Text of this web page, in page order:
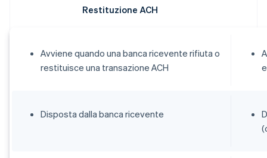
Restituzione ACH
Avviene quando una banca ricevente rifiuta o
restituisce una transazione ACH
Disposta dalla banca ricevente